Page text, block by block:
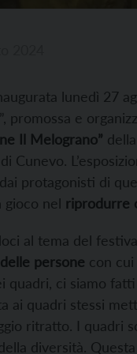
lunedì 27
”, promossa e
Il Melograno” della
Cunevo.
protagonisti di
gioco nel riprodurre
al tema del
persone con
quadri, ci siamo
ai quadri stessi
ritratto. I quadri
diversità.